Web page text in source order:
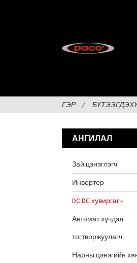
ГЭР
АНГИЛАЛ
Зай цэнэглэгч
Инвертер
DC DC хувиргагч
Автомат хүчдэл
тогтворжуулагч
Нарны цэнэгийн